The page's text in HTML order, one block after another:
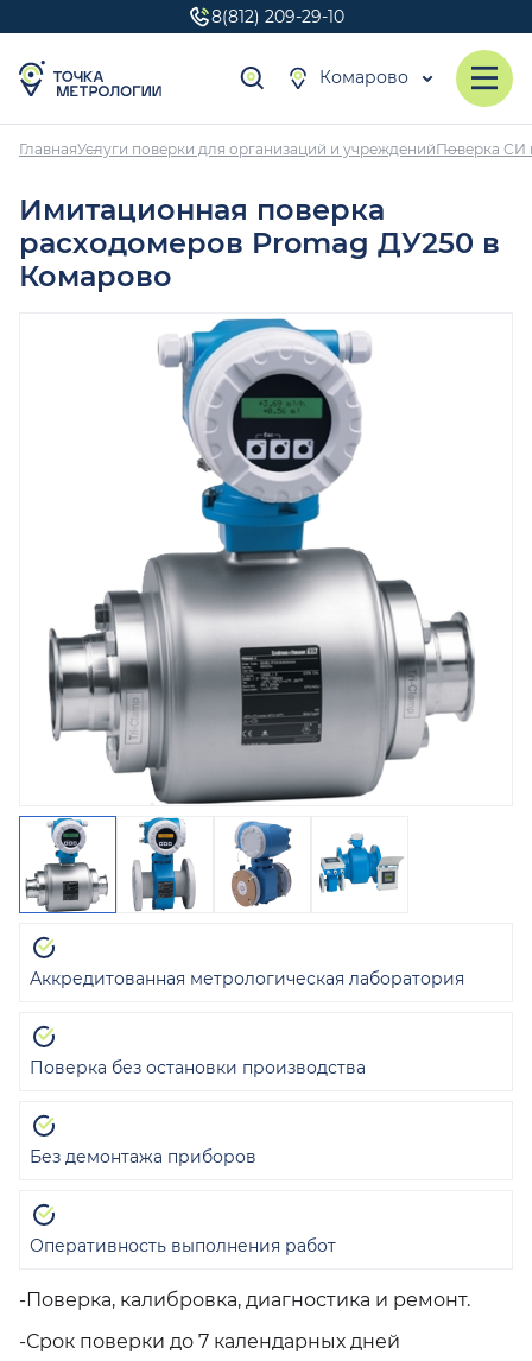
8(812) 209-29-10
Комарово
ГлавнаяУслуги поверки для организаций и учрежденийПоверка СИ
Имитационная поверка
расходомеров Promag ДУ250 в
Комарово
-Поверка, калибровка, диагностика и ремонт.
-Срок поверки до 7 календарных дней
Аккредитованная метрологическая лаборатория
Поверка без остановки производства
Без демонтажа приборов
Оперативность выполнения работ